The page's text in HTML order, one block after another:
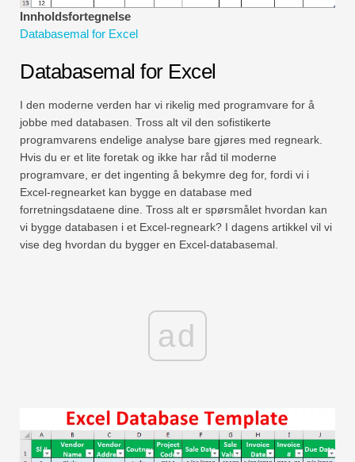
Økonomiske modelleringsveiledninger
Innholdsfortegnelse
Databasemal for Excel
Databasemal for Excel
I den moderne verden har vi rikelig med programvare for å
jobbe med databasen. Tross alt vil den sofistikerte
programvarens endelige analyse bare gjøres med regneark.
Hvis du er et lite foretak og ikke har råd til moderne
programvare, er det ingenting å bekymre deg for, fordi vi i
Excel-regnearket kan bygge en database med
forretningsdataene dine. Tross alt er spørsmålet hvordan kan
vi bygge databasen i et Excel-regneark? I dagens artikkel vil vi
vise deg hvordan du bygger en Excel-databasemal.
ad